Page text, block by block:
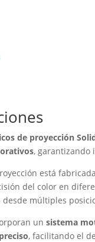
de proyección
, garantizando
está
del color en
múltiples
unsistema
, facilitando el